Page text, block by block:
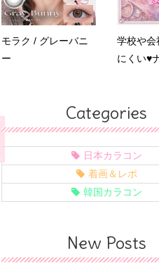
モラク / グレーバニ
ー
学校や会
にくい♥
Categories
日本カラコン
着画＆レポ
韓国カラコン
New Posts